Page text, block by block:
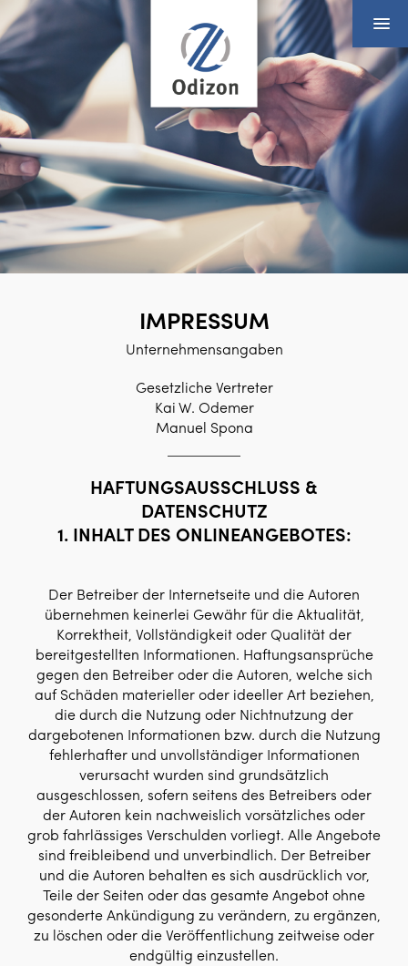
IMPRESSUM
Unternehmensangaben
Gesetzliche Vertreter
Kai W. Odemer
Manuel Spona
HAFTUNGSAUSSCHLUSS &
DATENSCHUTZ
1. INHALT DES ONLINEANGEBOTES:
Der Betreiber der Internetseite und die Autoren
übernehmen keinerlei Gewähr für die Aktualität,
Korrektheit, Vollständigkeit oder Qualität der
bereitgestellten Informationen. Haftungsansprüche
gegen den Betreiber oder die Autoren, welche sich
auf Schäden materieller oder ideeller Art beziehen,
die durch die Nutzung oder Nichtnutzung der
dargebotenen Informationen bzw. durch die Nutzung
fehlerhafter und unvollständiger Informationen
verursacht wurden sind grundsätzlich
ausgeschlossen, sofern seitens des Betreibers oder
der Autoren kein nachweislich vorsätzliches oder
grob fahrlässiges Verschulden vorliegt. Alle Angebote
sind freibleibend und unverbindlich. Der Betreiber
und die Autoren behalten es sich ausdrücklich vor,
Teile der Seiten oder das gesamte Angebot ohne
gesonderte Ankündigung zu verändern, zu ergänzen,
zu löschen oder die Veröffentlichung zeitweise oder
endgültig einzustellen.